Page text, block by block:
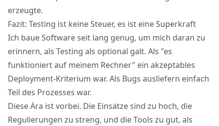
erzeugte.
Fazit: Testing ist keine Steuer, es ist eine Superkraft
Ich baue Software seit lang genug, um mich daran zu
erinnern, als Testing als optional galt. Als "es
funktioniert auf meinem Rechner" ein akzeptables
Deployment-Kriterium war. Als Bugs ausliefern einfach
Teil des Prozesses war.
Diese Ära ist vorbei. Die Einsätze sind zu hoch, die
Regulierungen zu streng, und die Tools zu gut, als